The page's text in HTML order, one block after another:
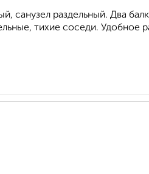
санузел раздельный. Два
тихие соседи. Удобное